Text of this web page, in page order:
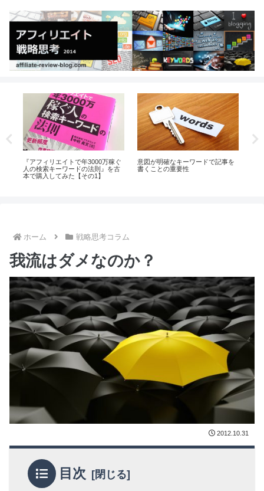
ターゲットを軽視してはいけない
たった1時間で意図が明確なキーワ
ードを100個、探しだす方法
ホーム 戦略思考コラム
我流はダメなのか？
2012.10.31
目次